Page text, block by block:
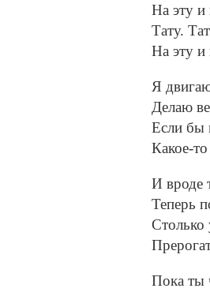
На эту и
Тату.
На эту и
Я
Делаю
Если бы
Какое-
И вроде
Теперь
Столько
Пока ты